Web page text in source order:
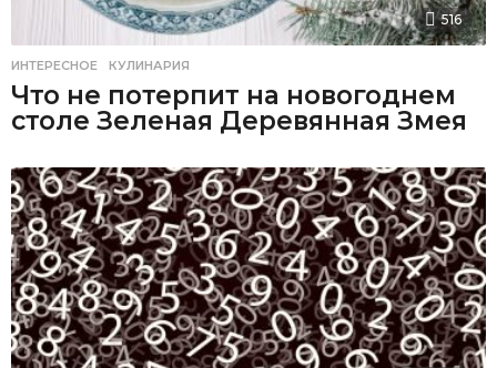
516
ИНТЕРЕСНОЕ ,КУЛИНАРИЯ
Что не потерпит на новогоднем
столе Зеленая Деревянная Змея